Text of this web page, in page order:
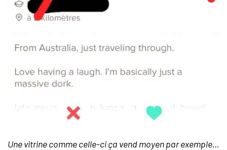
Une vitrine comme celle-ci ça vend moyen par exemple…